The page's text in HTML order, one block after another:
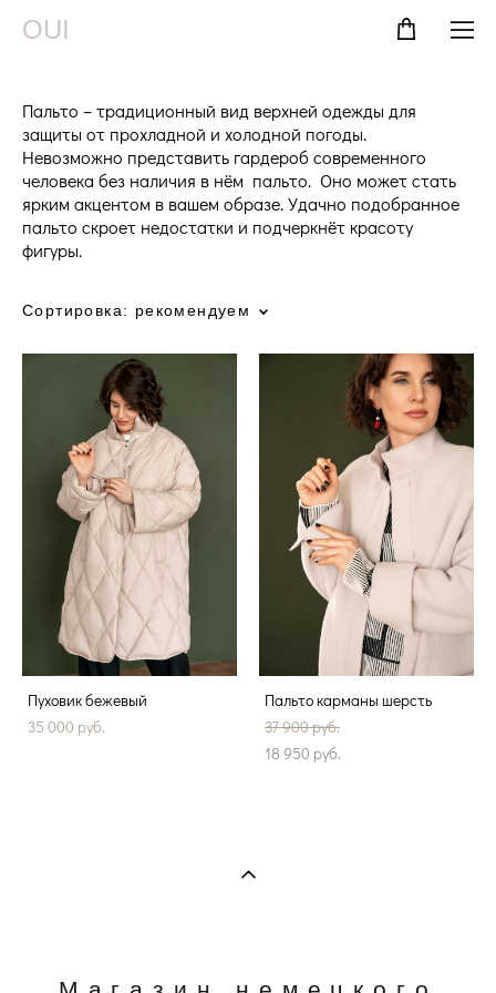
OUI
Пальто – традиционный вид верхней одежды для
защиты от прохладной и холодной погоды.
Невозможно представить гардероб современного
человека без наличия в нём пальто. Оно может стать
ярким акцентом в вашем образе. Удачно подобранное
пальто скроет недостатки и подчеркнёт красоту
фигуры.
Сортировка: рекомендуем
Пуховик бежевый
35 000 pуб.
Пальто карманы шерсть
37 900 pуб.
18 950 pуб.